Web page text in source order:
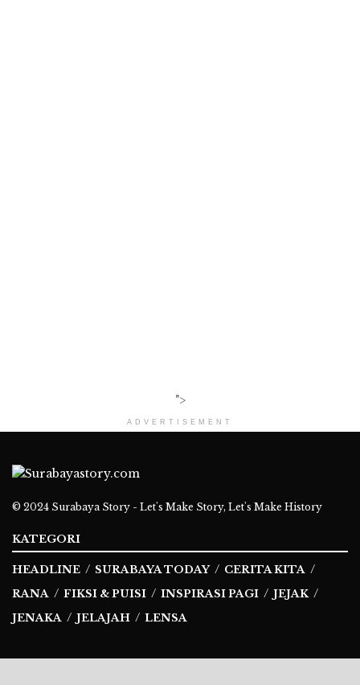
">
ADVERTISEMENT
© 2024 Surabaya Story - Let's Make Story, Let's Make History
KATEGORI
HEADLINE SURABAYA TODAY
CERITA KITA
RANA
FIKSI & PUISI INSPIRASI PAGI
JEJAK
JENAKA
JELAJAH LENSA